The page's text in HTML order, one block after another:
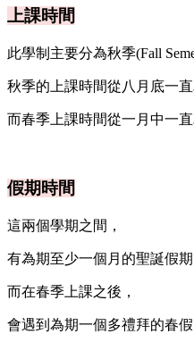
上課時間
此學制主要分為秋季(Fall
秋季的上課時間從八月底一
而春季上課時間從一月中一直
假期時間
這兩個學期之間，
有為期至少一個月的聖誕假期
而在春季上課之後，
會遇到為期一個多禮拜的春假